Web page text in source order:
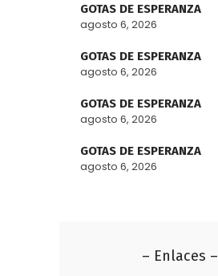
GOTAS DE ESPERANZA
agosto 6, 2026
GOTAS DE ESPERANZA
agosto 6, 2026
GOTAS DE ESPERANZA
agosto 6, 2026
GOTAS DE ESPERANZA
agosto 6, 2026
– Enlaces –